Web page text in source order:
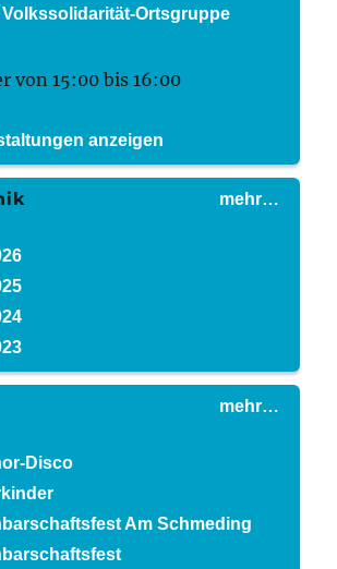
Volkssolidarität-Ortsgruppe
von 15:00 bis16:00
anzeigen
mehr…
mehr…
Disco
Am Schmeding